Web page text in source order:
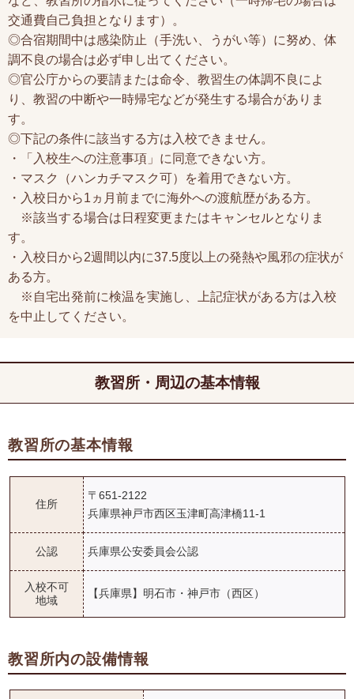
交通費自己負担となります）。
◎合宿期間中は感染防止（手洗い、うがい等）に努め、体
調不良の場合は必ず申し出てください。
◎官公庁からの要請または命令、教習生の体調不良によ
り、教習の中断や一時帰宅などが発生する場合がありま
す。
◎下記の条件に該当する方は入校できません。
・「入校生への注意事項」に同意できない方。
・マスク（ハンカチマスク可）を着用できない方。
・入校日から1ヵ月前までに海外への渡航歴がある方。
※該当する場合は日程変更またはキャンセルとなりま
す。
・入校日から2週間以内に37.5度以上の発熱や風邪の症状が
ある方。
※自宅出発前に検温を実施し、上記症状がある方は入校
を中止してください。
教習所・周辺の基本情報
教習所の基本情報
住所
〒651-2122
兵庫県神戸市西区玉津町高津橋11-1
公認 兵庫県公安委員会公認
入校不可
地域
【兵庫県】明石市・神戸市（西区）
教習所内の設備情報